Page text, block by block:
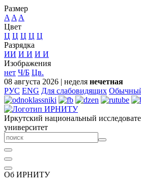
Размер
A A A
Цвет
Ц Ц Ц Ц Ц
Разрядка
ИИ И И И И
Изображения
нет Ч/Б Цв.
08 августа 2026 | неделя нечетная
РУС ENG Для слабовидящих
Иркутский национальный
университет
Об ИРНИТУ